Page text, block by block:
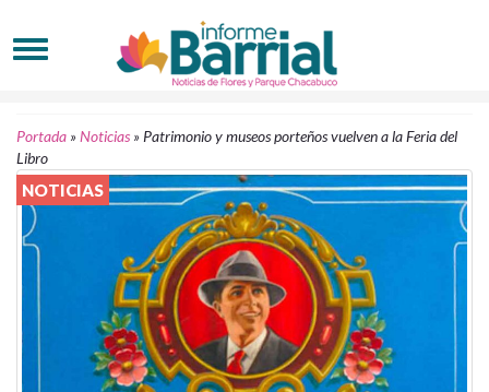
Portada »Noticias » Patrimonio y museos porteños vuelven a la Feria del
Libro
NOTICIAS